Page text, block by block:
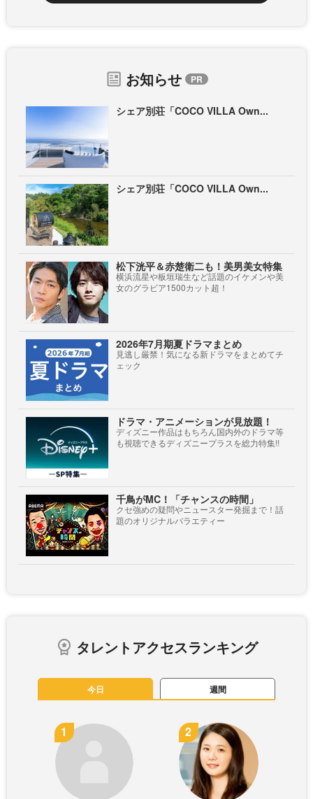
お知らせ
シェア別荘「COCO VILLA Own...
シェア別荘「COCO VILLA Own...
松下洸平＆赤楚衛二も！美男美女特集
横浜流星や板垣瑞生など話題のイケメンや美
女のグラビア1500カット超！
2026年7月期夏ドラマまとめ
見逃し厳禁！気になる新ドラマをまとめてチ
ェック
ドラマ・アニメーションが見放題！
ディズニー作品はもちろん国内外のドラマ等
も視聴できるディズニープラスを総力特集!!
千鳥がMC！「チャンスの時間」
クセ強めの疑問やニュースター発掘まで！話
題のオリジナルバラエティー
タレントアクセスランキング
今日 週間